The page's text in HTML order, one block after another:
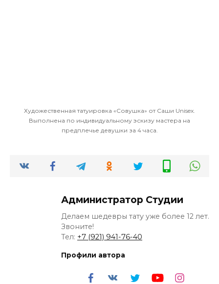
Художественная татуировка «Совушка» от Саши Unisex.
Выполнена по индивидуальному эскизу мастера на
предплечье девушки за 4 часа.
Администратор Студии
Делаем шедевры тату уже более 12 лет.
Звоните!
Тел: +7 (921) 941-76-40
Профили автора